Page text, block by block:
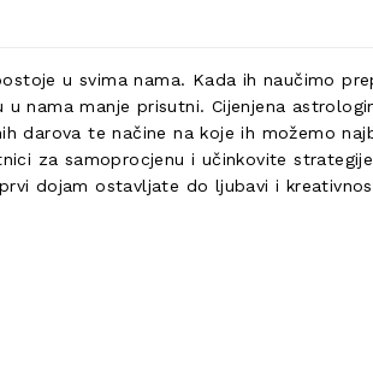
u svima nama. Kada ih naučimo
nama manje prisutni. Cijenjena
darova te načine na koje ih možemo
za samoprocjenu i učinkovite
dojam ostavljate do ljubavi i